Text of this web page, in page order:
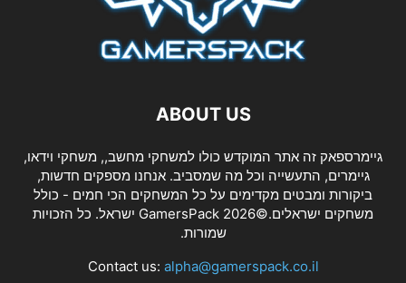
ABOUT US
גיימרספאק זה אתר המוקדש כולו למשחקי מחשב,, משחקי וידאו,
גיימרים, התעשייה וכל מה שמסביב. אנחנו מספקים חדשות,
ביקורות ומבטים מקדימים על כל המשחקים הכי חמים - כולל
משחקים ישראלים.©2026 GamersPack ישראל. כל הזכויות
שמורות.
Contact us: alpha@gamerspack.co.il